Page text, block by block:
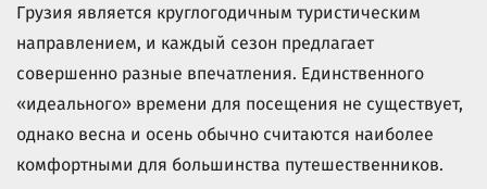
Грузия является круглогодичным туристическим
направлением, и каждый сезон предлагает
совершенно разные впечатления. Единственного
«идеального» времени для посещения не существует,
однако весна и осень обычно считаются наиболее
комфортными для большинства путешественников.